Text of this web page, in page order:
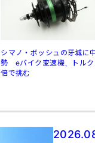
シマノ・ボッシュの牙城に
勢 eバイク変速機、トル
倍で挑む